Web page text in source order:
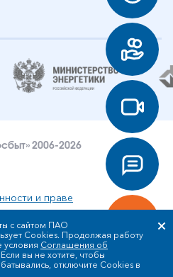
2006-2026
и праве
в отношении
с сайтом ПАО
Cookies. Продолжая работу
условия Соглашения об
Если вы не хотите, чтобы
отключите Cookies в